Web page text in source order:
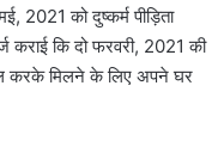
2021 को दुष्कर्म पीड़िता
कराई कि दो फरवरी, 2021 की
करके मिलने के लिए अपने घर